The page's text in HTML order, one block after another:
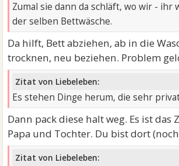
Zumal sie dann da schläft, wo wir - ihr
der selben Bettwäsche.
Da hilft, Bett abziehen, ab in die
trocknen, neu beziehen. Problem
Zitat von Liebeleben:
Es stehen Dinge herum, die sehr
Dann pack diese halt weg. Es ist das
Papa und Tochter. Du bist dort
Zitat von Liebeleben: